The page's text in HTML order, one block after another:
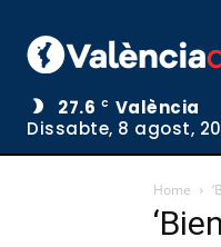
27.6 C
València
Dissabte, 8 agost,
Home